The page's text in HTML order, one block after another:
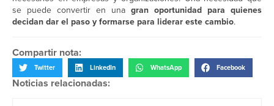
se puede convertir en una gran oportunidad para quienes
decidan dar el paso y formarse para liderar este cambio.
Compartir nota:
Twitter LinkedIn WhatsApp Facebook
Noticias relacionadas: